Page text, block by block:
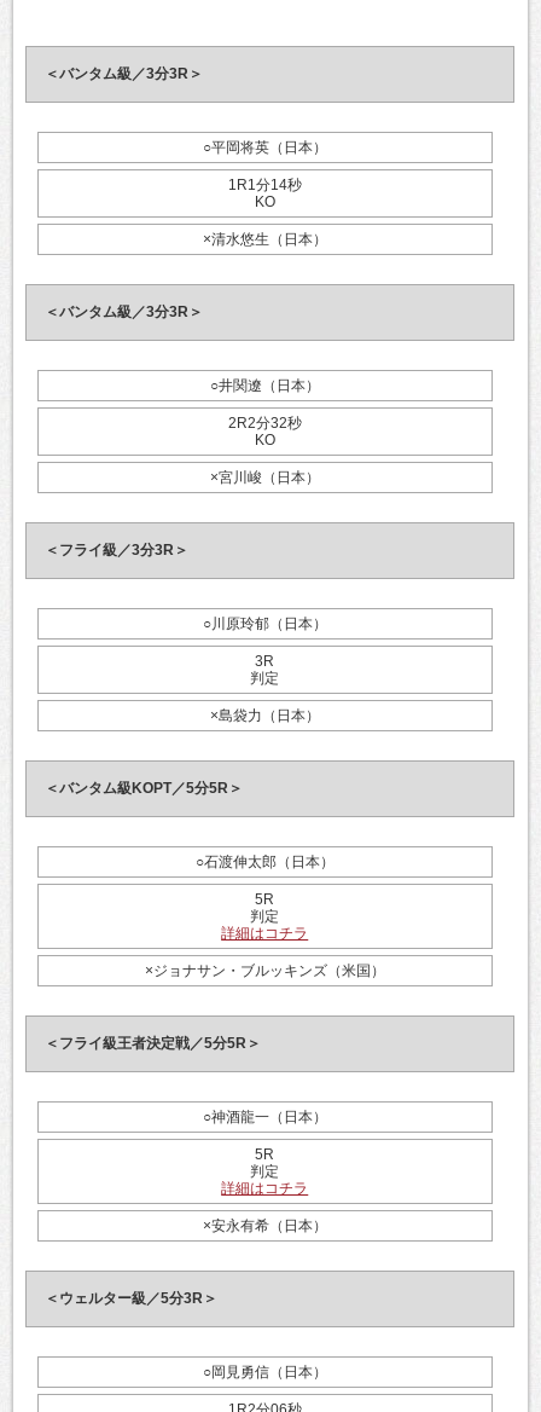
＜バンタム級／3分3R＞
○平岡将英（日本）
1R1分14秒
KO
×清水悠生（日本）
＜バンタム級／3分3R＞
○井関遼（日本）
2R2分32秒
KO
×宮川峻（日本）
＜フライ級／3分3R＞
○川原玲郁（日本）
3R
判定
×島袋力（日本）
＜バンタム級KOPT／5分5R＞
○石渡伸太郎（日本）
5R
判定
詳細はコチラ
×ジョナサン・ブルッキンズ（米国）
＜フライ級王者決定戦／5分5R＞
○神酒龍一（日本）
5R
判定
詳細はコチラ
×安永有希（日本）
＜ウェルター級／5分3R＞
○岡見勇信（日本）
1R2分06秒